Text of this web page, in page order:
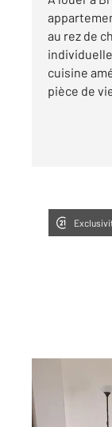
au rez de
cuisine
pièce de
,
Ref : 7513